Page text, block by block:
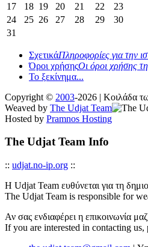
17
18 19 20 21 22
23
24
25 26 27 28 29
30
31
ΣχετικάΠληροφορίες για την
Όροι χρήσηςΟι όροι χρήσης
Το ξεκίνημα...
Copyright © 2003-2026 | Κοιλάδα
Weaved by The Udjat Team
Hosted by Pramnos Hosting
The Udjat Team Info
:: udjat.no-ip.org ::
Η Udjat Team ευθύνεται για τη
The Udjat Team is responsible for
Αν σας ενδιαφέρει η επικοινωνία
If you are interested in contacting us,